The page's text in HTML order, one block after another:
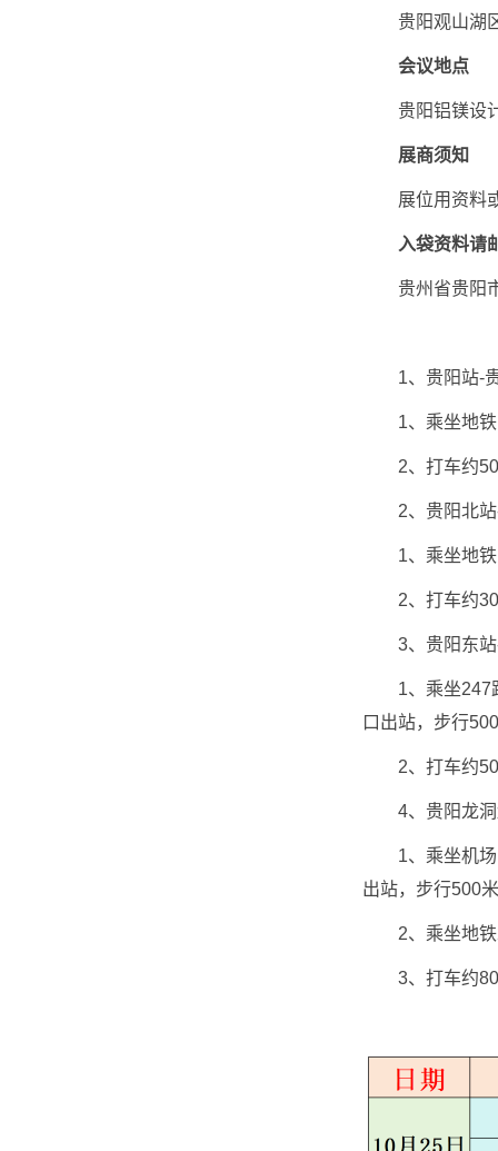
贵阳观山湖区
会议地点
贵阳铝镁设计
展商须知
展位用资料或
入袋资料请
贵州省贵阳市
1、贵阳站-贵
1、乘坐地铁1
2、打车约50
2、贵阳北站-
1、乘坐地铁1
2、打车约30
3、贵阳东站-
1、乘坐247路“
口出站，步行
2、打车约50
4、贵阳龙洞
1、乘坐机场巴
出站，步行500
2、乘坐地铁2
3、打车约80